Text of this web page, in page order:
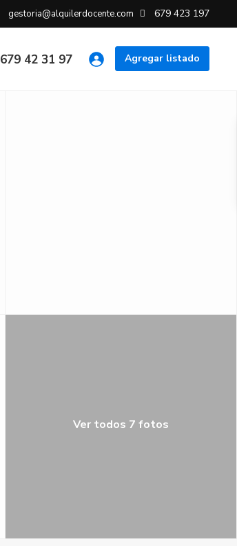
gestoria@alquilerdocente.com 679 423 197
Agregar listado
679 42 31 97
Ver todos 7 fotos